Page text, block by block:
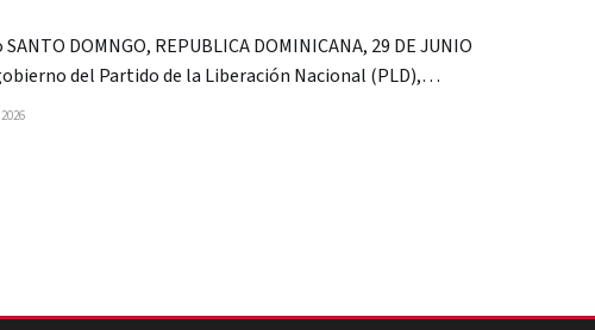
del Partido de la Liberación Nacional (PLD),
Fernández, en el periodo 1996-2000, los miembros de esa